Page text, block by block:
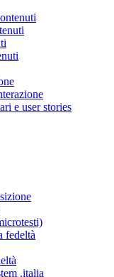
e user stories
fedeltà
.italia